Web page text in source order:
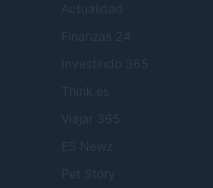
Actualidad
Finanzas 24
Investindo 365
Think.es
Viajar 365
ES Newz
Pet Story